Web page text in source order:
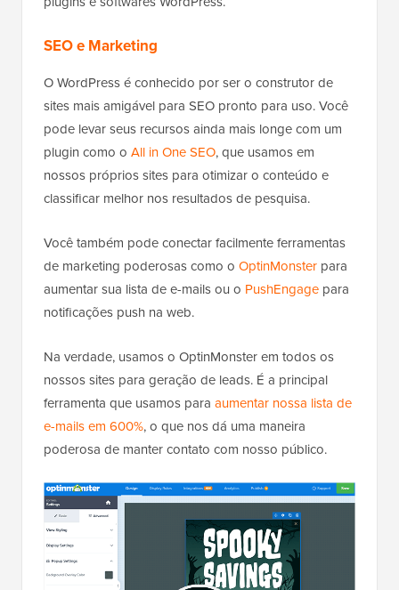
SEO e Marketing
O WordPress é conhecido por ser o construtor de
sites mais amigável para SEO pronto para uso. Você
pode levar seus recursos ainda mais longe com um
plugin como o All in One SEO, que usamos em
nossos próprios sites para otimizar o conteúdo e
classificar melhor nos resultados de pesquisa.
Você também pode conectar facilmente ferramentas
de marketing poderosas como o OptinMonster para
aumentar sua lista de e-mails ou o PushEngage para
notificações push na web.
Na verdade, usamos o OptinMonster em todos os
nossos sites para geração de leads. É a principal
ferramenta que usamos para aumentar nossa lista de
e-mails em 600%, o que nos dá uma maneira
poderosa de manter contato com nosso público.